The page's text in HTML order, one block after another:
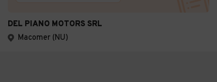
DEL PIANO MOTORS SRL
Macomer (NU)